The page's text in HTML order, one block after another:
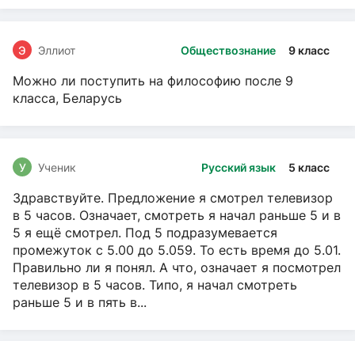
Обществознание 9 класс
Э Эллиот
Можно ли поступить на философию после 9
класса, Беларусь
Русский язык 5 класс
У Ученик
Здравствуйте. Предложение я смотрел телевизор
в 5 часов. Означает, смотреть я начал раньше 5 и в
5 я ещё смотрел. Под 5 подразумевается
промежуток с 5.00 до 5.059. То есть время до 5.01.
Правильно ли я понял. А что, означает я посмотрел
телевизор в 5 часов. Типо, я начал смотреть
раньше 5 и в пять в...